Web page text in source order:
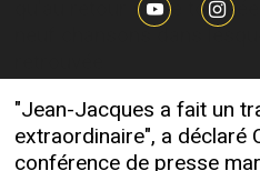
qu'au retour d'une
neuf chansons dans
"Jean-Jacques a fait un
extraordinaire", a déclaré
conférence de presse